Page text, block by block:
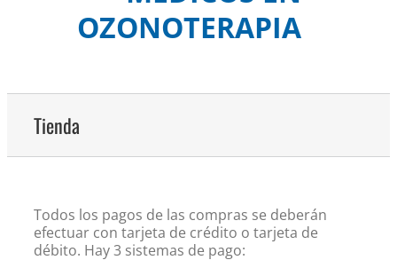
OZONOTERAPIA
Tienda
Todos los pagos de las compras se deberán
efectuar con tarjeta de crédito o tarjeta de
débito. Hay 3 sistemas de pago: